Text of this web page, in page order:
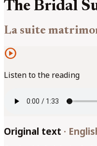
The Bridal
La suite
play_circle
Listen to the reading
Original text ·